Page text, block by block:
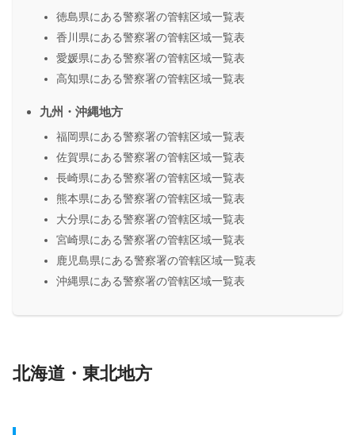
徳島県にある警察署の管轄区域一覧表
香川県にある警察署の管轄区域一覧表
愛媛県にある警察署の管轄区域一覧表
高知県にある警察署の管轄区域一覧表
九州・沖縄地方
福岡県にある警察署の管轄区域一覧表
佐賀県にある警察署の管轄区域一覧表
長崎県にある警察署の管轄区域一覧表
熊本県にある警察署の管轄区域一覧表
大分県にある警察署の管轄区域一覧表
宮崎県にある警察署の管轄区域一覧表
鹿児島県にある警察署の管轄区域一覧表
沖縄県にある警察署の管轄区域一覧表
北海道・東北地方